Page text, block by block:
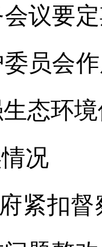
议要
员会
态环
况
紧扣